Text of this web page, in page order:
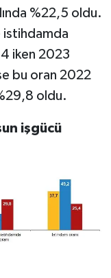
%22,5 oldu.
istihdamda
iken 2023
bu oran 2022
oldu.
işgücü